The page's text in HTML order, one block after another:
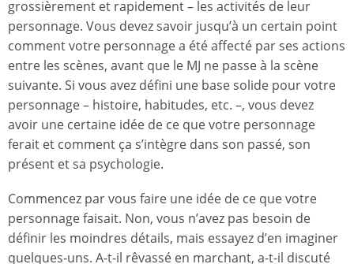
grossièrement et rapidement – les activités de leur
personnage. Vous devez savoir jusqu’à un certain point
comment votre personnage a été affecté par ses actions
entre les scènes, avant que le MJ ne passe à la scène
suivante. Si vous avez défini une base solide pour votre
personnage – histoire, habitudes, etc. –, vous devez
avoir une certaine idée de ce que votre personnage
ferait et comment ça s’intègre dans son passé, son
présent et sa psychologie.
Commencez par vous faire une idée de ce que votre
personnage faisait. Non, vous n’avez pas besoin de
définir les moindres détails, mais essayez d’en imaginer
quelques-uns. A-t-il rêvassé en marchant, a-t-il discuté